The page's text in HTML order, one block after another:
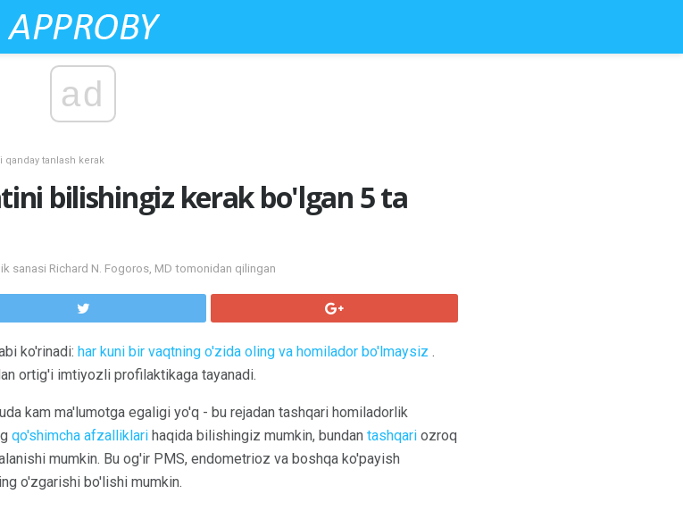
ad
qanday tanlash kerak
bilishingiz kerak bo'lgan 5 ta
sanasi Richard N. Fogoros, MD tomonidan qilingan
ko'rinadi: har kuni bir vaqtning o'zida oling va homilador bo'lmaysiz .
ortig'i imtiyozli profilaktikaga tayanadi.
kam ma'lumotga egaligi yo'q - bu rejadan tashqari homiladorlik
qo'shimcha afzalliklari haqida bilishingiz mumkin, bundan tashqari ozroq
mumkin. Bu og'ir PMS, endometrioz va boshqa ko'payish
o'zgarishi bo'lishi mumkin.